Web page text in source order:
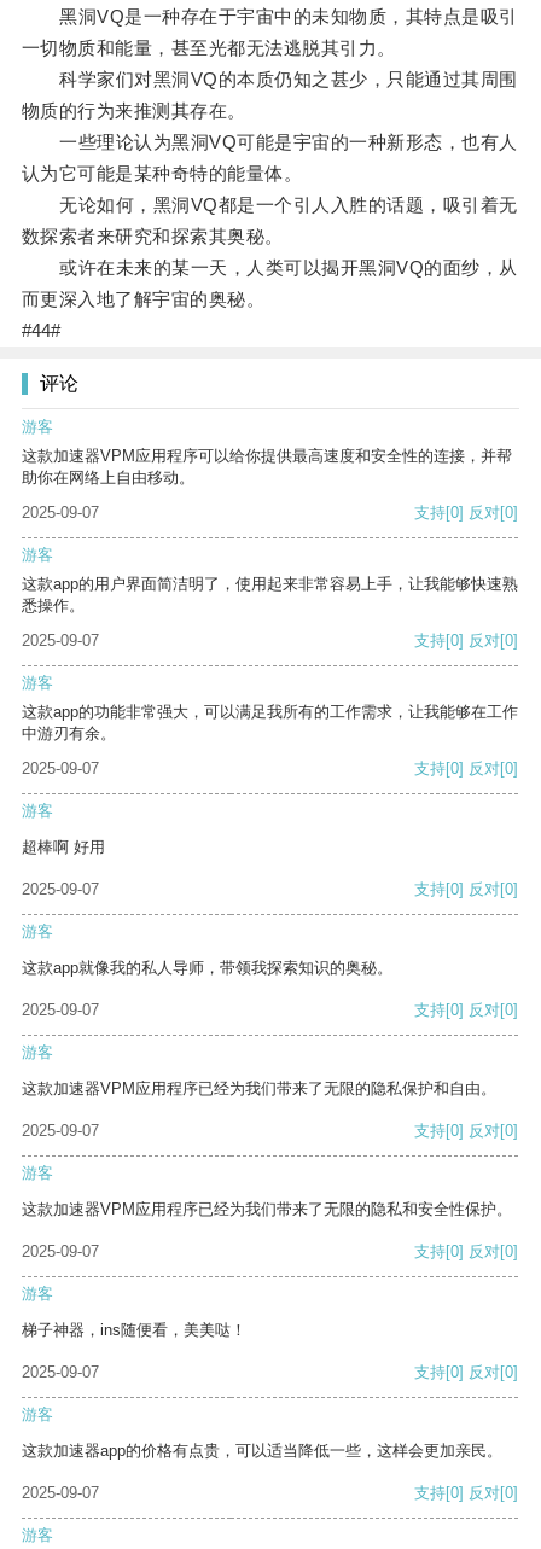
黑洞VQ是一种存在于宇宙中的未知物质，其特点是吸引
一切物质和能量，甚至光都无法逃脱其引力。
科学家们对黑洞VQ的本质仍知之甚少，只能通过其周围
物质的行为来推测其存在。
一些理论认为黑洞VQ可能是宇宙的一种新形态，也有人
认为它可能是某种奇特的能量体。
无论如何，黑洞VQ都是一个引人入胜的话题，吸引着无
数探索者来研究和探索其奥秘。
或许在未来的某一天，人类可以揭开黑洞VQ的面纱，从
而更深入地了解宇宙的奥秘。
#44#
评论
游客
这款加速器VPM应用程序可以给你提供最高速度和安全性的连接，并帮
助你在网络上自由移动。
2025-09-07
支持[0] 反对[0]
游客
这款app的用户界面简洁明了，使用起来非常容易上手，让我能够快速熟
悉操作。
2025-09-07
支持[0] 反对[0]
游客
这款app的功能非常强大，可以满足我所有的工作需求，让我能够在工作
中游刃有余。
2025-09-07
支持[0] 反对[0]
游客
超棒啊 好用
2025-09-07 支持[0] 反对[0]
游客
这款app就像我的私人导师，带领我探索知识的奥秘。
2025-09-07 支持[0] 反对[0]
游客
这款加速器VPM应用程序已经为我们带来了无限的隐私保护和自由。
2025-09-07 支持[0] 反对[0]
游客
这款加速器VPM应用程序已经为我们带来了无限的隐私和安全性保护。
2025-09-07 支持[0] 反对[0]
游客
梯子神器，ins随便看，美美哒！
2025-09-07 支持[0] 反对[0]
游客
这款加速器app的价格有点贵，可以适当降低一些，这样会更加亲民。
2025-09-07 支持[0] 反对[0]
游客